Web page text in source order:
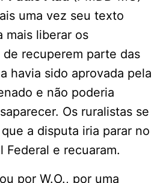
uma vez seu texto
mais liberar os
recuperem parte das
havia sido aprovada pela
e não poderia
Os ruralistas se
a disputa iria parar no
Federal e recuaram.
por W.O., por uma